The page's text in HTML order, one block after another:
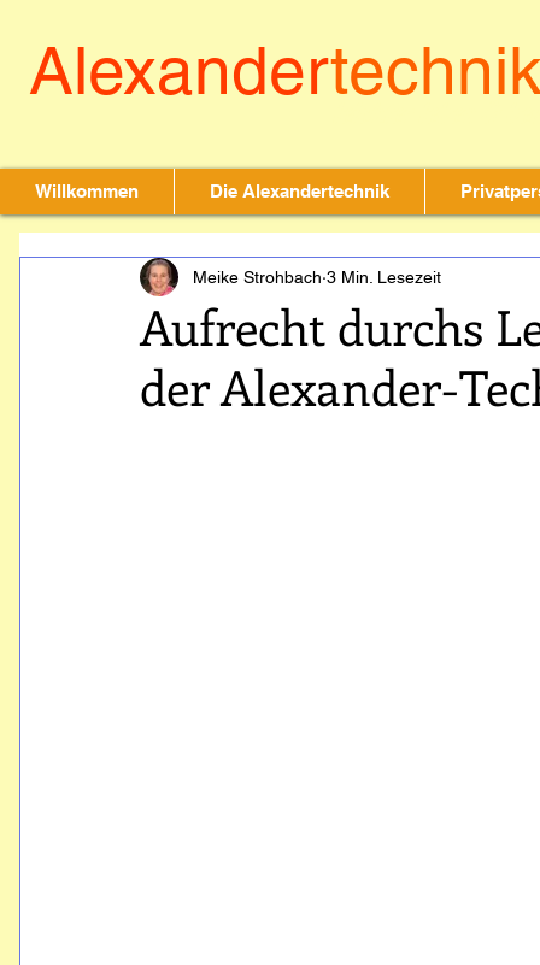
Alexander
Willkommen Die Alexandertechnik
Aufrecht durchs
der Alexander-
Meike Strohbach 3 Min. Lesezeit